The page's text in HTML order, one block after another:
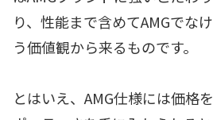
り、性能まで含めてAMGでな
う価値観から来るものです。
とはいえ、AMG仕様には価格